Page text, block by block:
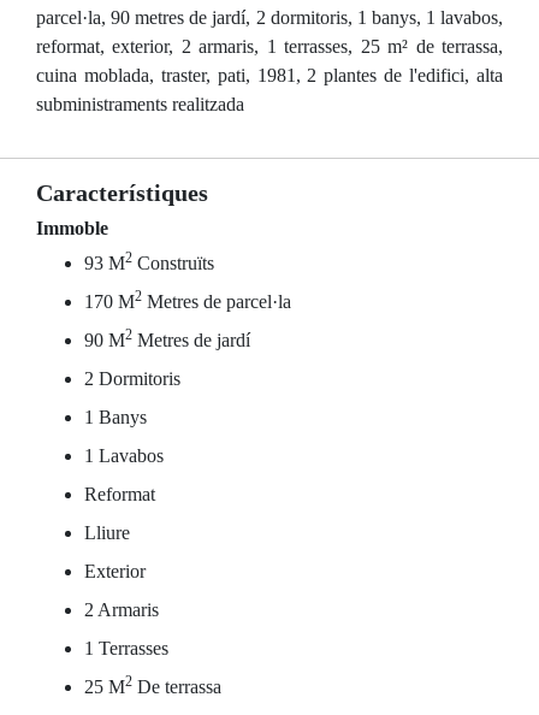
parcel·la, 90 metres de jardí, 2 dormitoris, 1 banys, 1 lavabos,
reformat, exterior, 2 armaris, 1 terrasses, 25 m² de terrassa,
cuina moblada, traster, pati, 1981, 2 plantes de l'edifici, alta
subministraments realitzada
Característiques
Immoble
93 M2 Construïts
170 M2 Metres de parcel·la
90 M2 Metres de jardí
2 Dormitoris
1 Banys
1 Lavabos
Reformat
Lliure
Exterior
2 Armaris
1 Terrasses
25 M2 De terrassa